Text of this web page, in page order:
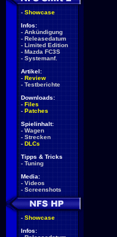
- Showcase
Infos:
- Ankündigung
- Releasedatum
- Limited Edition
- Mazda FC3S
- Systemanf.
Artikel:
- Review
- Testberichte
Downloads:
- Files
- Patches
Spielinhalt:
- Wagen
- Strecken
- DLCs
Tipps & Tricks
- Tuning
Media:
- Videos
- Screenshots
- Showcase
Infos: